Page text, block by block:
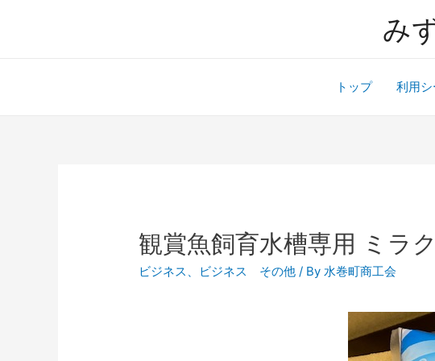
み
トップ 利用
観賞魚飼育水槽専用 ミ
ビジネス 、 ビジネス その他 / By水巻町商工会